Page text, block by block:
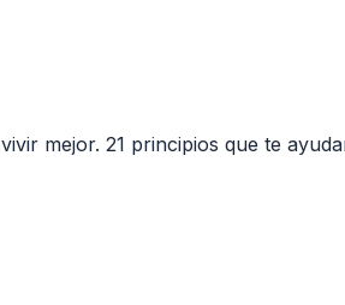
mejor. 21 principios que te